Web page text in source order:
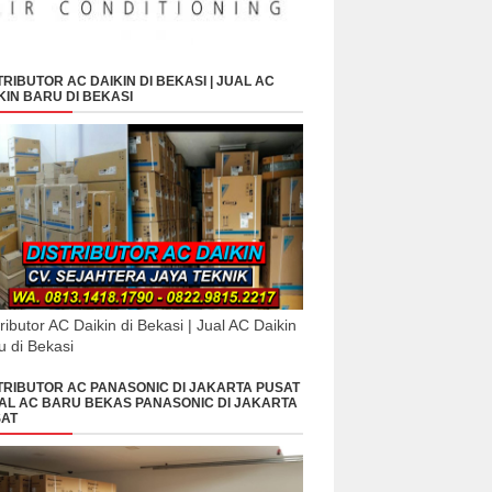
AC DAIKIN DI BEKASI | JUAL AC
BARU DI BEKASI
AC Daikin di Bekasi | Jual AC Daikin
di Bekasi
AC PANASONIC DI JAKARTA PUSAT
AC BARU BEKAS PANASONIC DI JAKARTA